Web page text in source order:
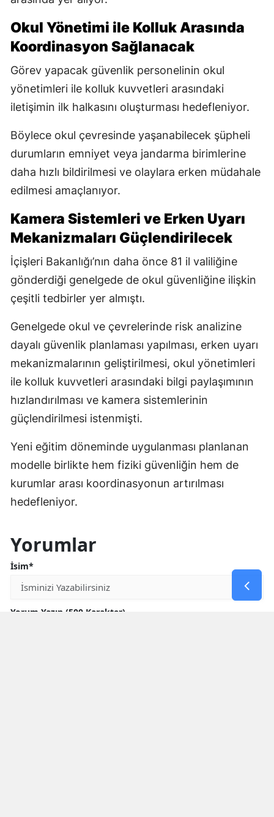
Okul Yönetimi ile Kolluk Arasında
Koordinasyon Sağlanacak
Görev yapacak güvenlik personelinin okul
yönetimleri ile kolluk kuvvetleri arasındaki
iletişimin ilk halkasını oluşturması hedefleniyor.
Böylece okul çevresinde yaşanabilecek şüpheli
durumların emniyet veya jandarma birimlerine
daha hızlı bildirilmesi ve olaylara erken müdahale
edilmesi amaçlanıyor.
Kamera Sistemleri ve Erken Uyarı
Mekanizmaları Güçlendirilecek
İçişleri Bakanlığı’nın daha önce 81 il valiliğine
gönderdiği genelgede de okul güvenliğine ilişkin
çeşitli tedbirler yer almıştı.
Genelgede okul ve çevrelerinde risk analizine
dayalı güvenlik planlaması yapılması, erken uyarı
mekanizmalarının geliştirilmesi, okul yönetimleri
ile kolluk kuvvetleri arasındaki bilgi paylaşımının
hızlandırılması ve kamera sistemlerinin
güçlendirilmesi istenmişti.
Yeni eğitim döneminde uygulanması planlanan
modelle birlikte hem fiziki güvenliğin hem de
kurumlar arası koordinasyonun artırılması
hedefleniyor.
Yorumlar
İsim*
Yorum Yazın (500 Karakter)